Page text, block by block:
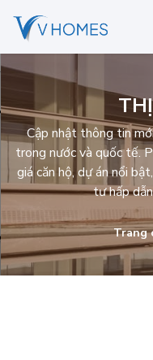
Cập nhật thông tin
trong nước và quốc tế.
giá căn hộ, dự án nổi
tư hấp
Trang